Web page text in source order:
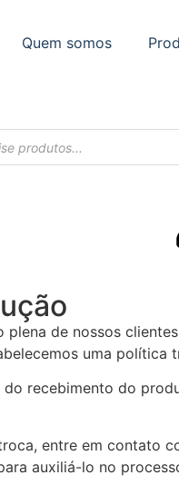
Quem somos
de nossos
uma política
recebimento do
entre em contato
auxiliá-lo no